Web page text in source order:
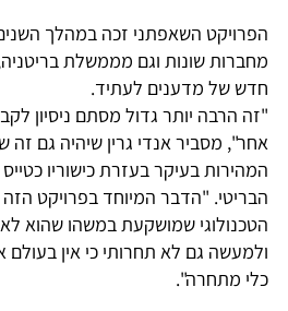
הפרויקט השאפתני זכה במהלך
מחברות שונות וגם מממשלת
חדש של מדענים לעתיד.
"זה הרבה יותר גדול מסתם ניסיון
אחר", מסביר אנדי גרין שיהיה גם זה
המהירות בעיקר בעזרת כישוריו
הבריטי. "הדבר המיוחד בפרויקט
הטכנולוגי שמושקעת במשהו שהוא
ולמעשה גם לא תחרותי כי אין
כלי מתחרה".